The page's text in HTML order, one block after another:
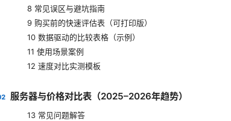
8 常见误区与避坑指南
9 购买前的快速评估表（可打印版）
10 数据驱动的比较表格（示例）
11 使用场景案例
12 速度对比实测模板
服务器与价格对比表（2025–2026年趋势）
13 常见问题解答